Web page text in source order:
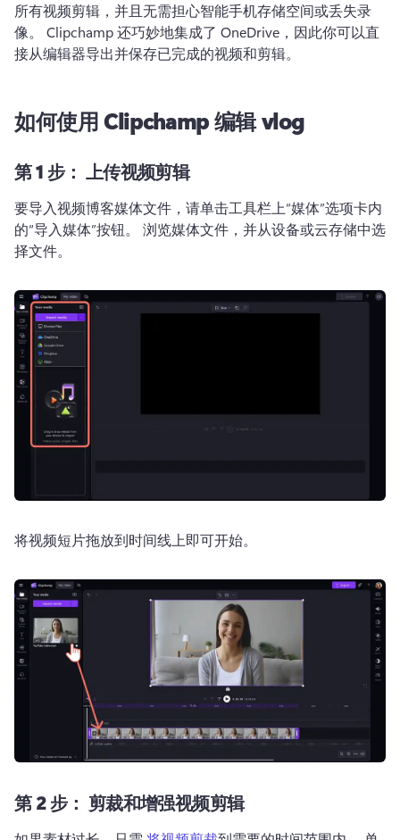
所有视频剪辑，并且无需担心智能手机存储空间或丢失录
像。 Clipchamp 还巧妙地集成了 OneDrive，因此你可以直
接从编辑器导出并保存已完成的视频和剪辑。
如何使用 Clipchamp 编辑 vlog
第 1 步： 上传视频剪辑
要导入视频博客媒体文件，请单击工具栏上“媒体”选项卡内
的“导入媒体”按钮。 浏览媒体文件，并从设备或云存储中选
择文件。
将视频短片拖放到时间线上即可开始。
第 2 步： 剪裁和增强视频剪辑